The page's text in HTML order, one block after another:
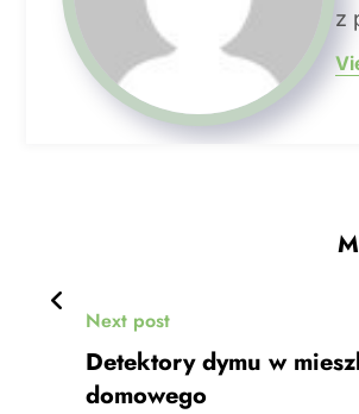
z
Next post
Detektory dymu w
domowego